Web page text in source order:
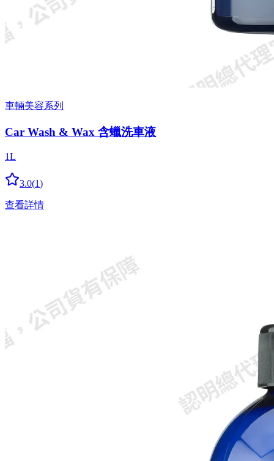
車輛美容系列
Car Wash & Wax 含蠟洗車液
1L
3.0(1)
查看詳情